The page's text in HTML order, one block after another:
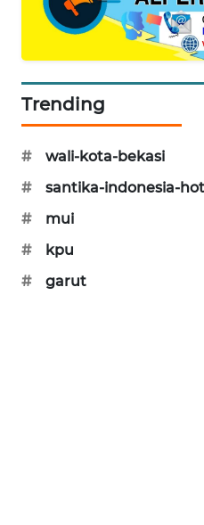
Trending
#
wali-kota-bekasi
#
santika-indonesia-
#
mui
#
kpu
#
garut
NEWS
CILEUNGSI
NEWS
NEWS
BERAMPU
NEWS